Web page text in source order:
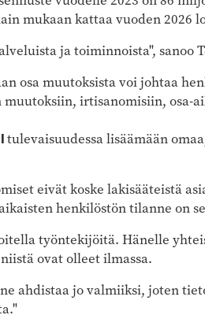
mukaan kattaa vuoden 2026
ja toiminnoista", sanoo
osa muutoksista voi johtaa
muutoksiin, irtisanomisiin, osa-
tulevaisuudessa lisäämään
eivät koske lakisääteistä
henkilöstön tilanne on
työntekijöitä. Hänelle
ovat olleet ilmassa.
ahdistaa jo valmiiksi, joten